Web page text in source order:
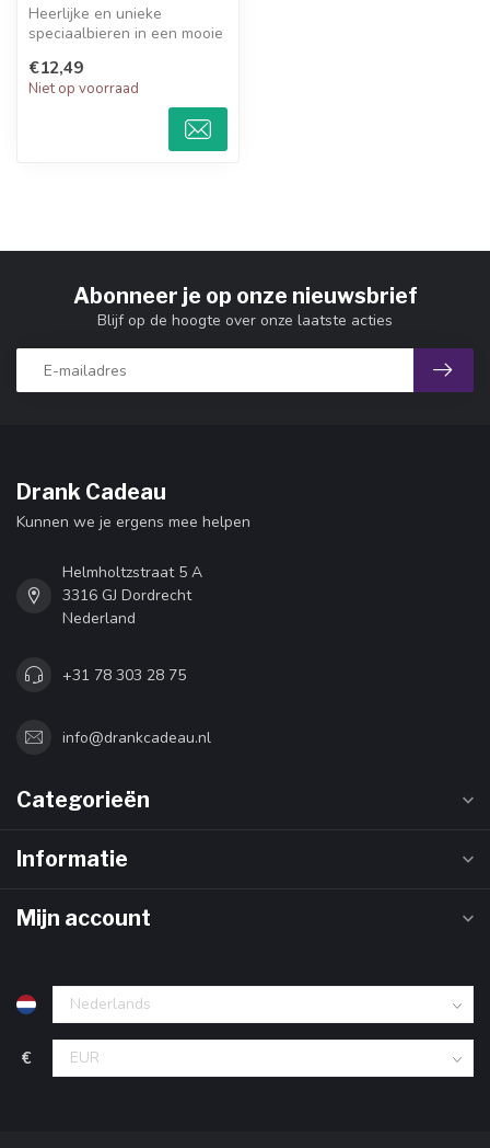
Heerlijke en unieke
speciaalbieren in een mooie
bierbouwe...
€12,49
Niet op voorraad
Abonneer je op onze nieuwsbrief
Blijf op de hoogte over onze laatste acties
Drank Cadeau
Kunnen we je ergens mee helpen
Helmholtzstraat 5 A
3316 GJ Dordrecht
Nederland
+31 78 303 28 75
info@drankcadeau.nl
Categorieën
Informatie
Mijn account
€